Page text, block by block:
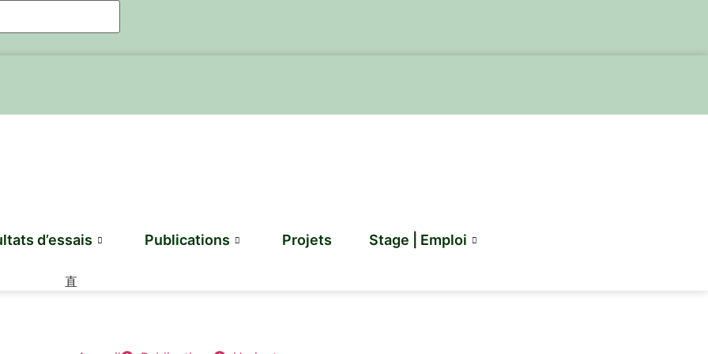
d’essais Publications Projets Stage | Emploi